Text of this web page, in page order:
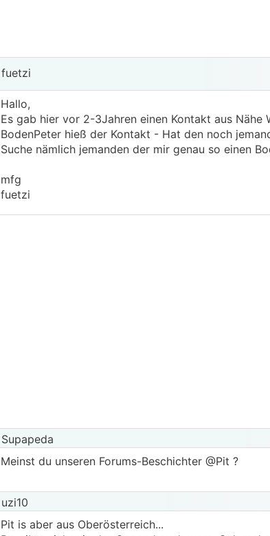
fuetzi
Hallo,
Es gab hier vor 2-3Jahren einen Kontakt aus
BodenPeter hieß der Kontakt - Hat den noch
Suche nämlich jemanden der mir genau so einen
mfg
fuetzi
Supapeda
Meinst du unseren Forums-Beschichter @Pit ?
uzi10
Pit is aber aus Oberösterreich...